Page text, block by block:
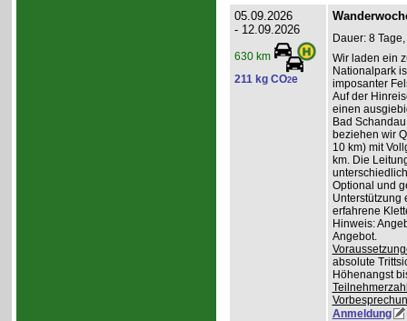
05.09.2026
- 12.09.2026
630 km
211 kg CO2e
Dauer: 8
Wir laden ein
Nationalpark
imposanter
Auf der
einen
Bad
beziehen wir
10 km) mit
km. Die
Optional und
Unterstützung
erfahrene
Hinweis:
Angebot.
absolute
Höhenangst
Anmeldung